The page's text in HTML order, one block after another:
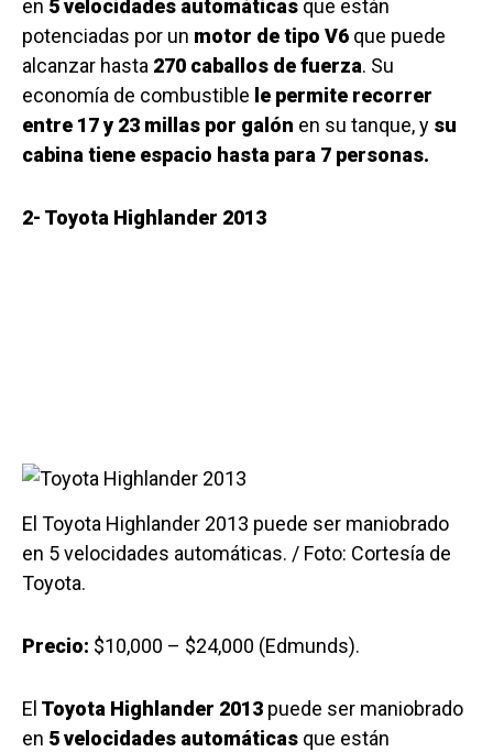
en 5 velocidades automáticas que están
potenciadas por un motor de tipo V6 que puede
alcanzar hasta 270 caballos de fuerza. Su
economía de combustible le permite recorrer
entre 17 y 23 millas por galón en su tanque, y su
cabina tiene espacio hasta para 7 personas.
2- Toyota Highlander 2013
El Toyota Highlander 2013 puede ser maniobrado
en 5 velocidades automáticas. / Foto: Cortesía de
Toyota.
Precio: $10,000 – $24,000 (Edmunds).
El Toyota Highlander 2013 puede ser maniobrado
en 5 velocidades automáticas que están